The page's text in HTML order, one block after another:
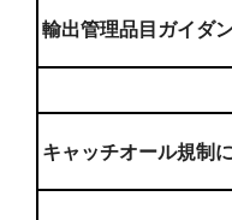
輸出管理品目ガイダ
キャッチオール規制